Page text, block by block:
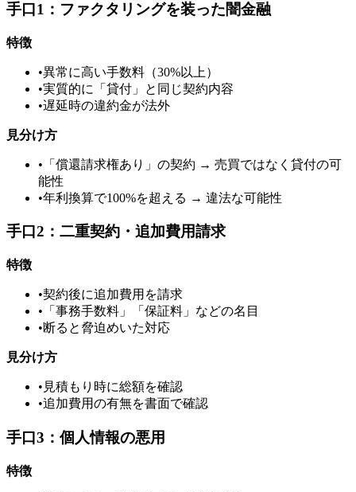
手口1：ファクタリングを装った闇金融
特徴
•異常に高い手数料（30%以上）
•実質的に「貸付」と同じ契約内容
•遅延時の違約金が法外
見分け方
• 「償還請求権あり」の契約 → 売買ではなく貸付の可
能性
•年利換算で100%を超える → 違法な可能性
手口2：二重契約・追加費用請求
特徴
•契約後に追加費用を請求
• 「事務手数料」「保証料」などの名目
•断ると脅迫めいた対応
見分け方
• 見積もり時に総額を確認
•追加費用の有無を書面で確認
手口3：個人情報の悪用
特徴